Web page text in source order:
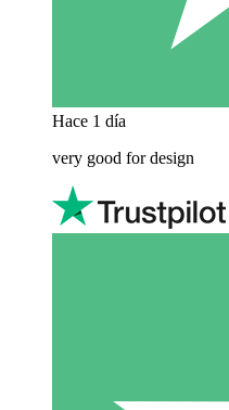
Hace 1 día
very good for design